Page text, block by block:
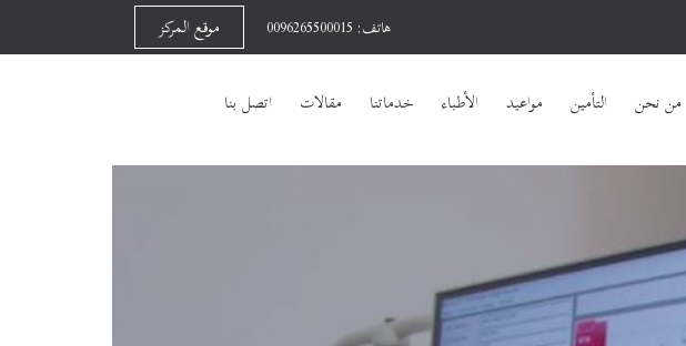
هاتف: 0096265500015 موقع المركز
من نحن التأمين مواعيد الأطباء خدماتنا مقالات اتصل بنا